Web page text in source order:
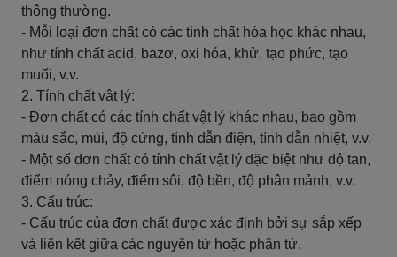
thông thường.
- Mỗi loại đơn chất có các tính chất hóa học khác nhau,
như tính chất acid, bazơ, oxi hóa, khử, tạo phức, tạo
muối, v.v.
2. Tính chất vật lý:
- Đơn chất có các tính chất vật lý khác nhau, bao gồm
màu sắc, mùi, độ cứng, tính dẫn điện, tính dẫn nhiệt, v.v.
- Một số đơn chất có tính chất vật lý đặc biệt như độ tan,
điểm nóng chảy, điểm sôi, độ bền, độ phân mảnh, v.v.
3. Cấu trúc:
- Cấu trúc của đơn chất được xác định bởi sự sắp xếp
và liên kết giữa các nguyên tử hoặc phân tử.